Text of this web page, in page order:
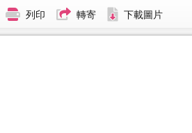
列印 轉寄 下載圖片